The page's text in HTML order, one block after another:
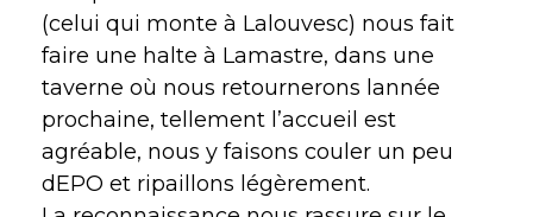
(celui qui monte à Lalouvesc) nous fait
faire une halte à Lamastre, dans une
taverne où nous retournerons lannée
prochaine, tellement l’accueil est
agréable, nous y faisons couler un peu
dEPO et ripaillons légèrement.